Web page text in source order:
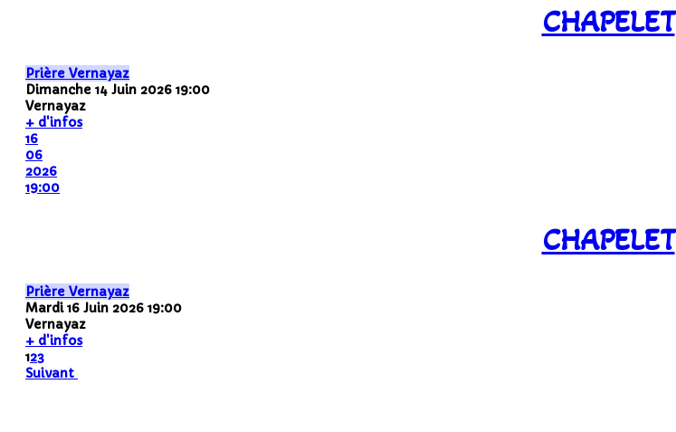
CHAPELET
Prière Vernayaz
Dimanche 14 Juin 2026 19:00
Vernayaz
+ d'infos
16
06
2026
19:00
CHAPELET
Prière Vernayaz
Mardi 16 Juin 2026 19:00
Vernayaz
+ d'infos
123
Suivant